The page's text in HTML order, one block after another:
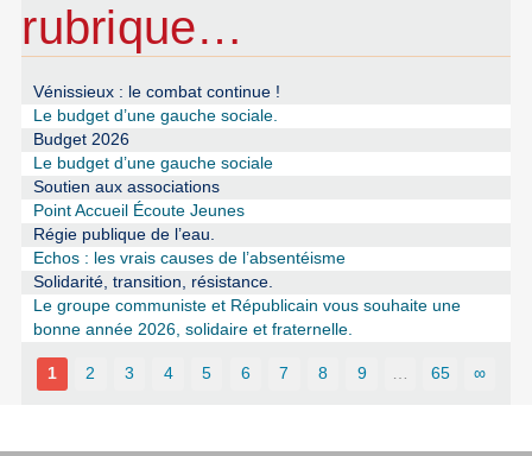
rubrique…
Vénissieux : le combat continue !
Le budget d’une gauche sociale.
Budget 2026
Le budget d’une gauche sociale
Soutien aux associations
Point Accueil Écoute Jeunes
Régie publique de l’eau.
Echos : les vrais causes de l’absentéisme
Solidarité, transition, résistance.
Le groupe communiste et Républicain vous souhaite une
bonne année 2026, solidaire et fraternelle.
1 2 3 4 5 6 7 8 9 65 ∞